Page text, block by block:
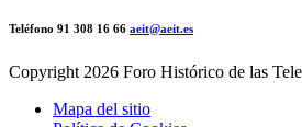
Teléfono 91 308 16 66 aeit@aeit.es
Copyright 2026 Foro Histórico de las
Mapa del sitio